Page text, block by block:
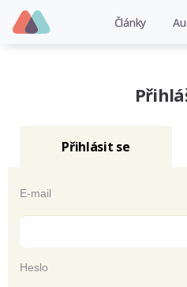
Články
Přihlásit se
E-mail
Heslo